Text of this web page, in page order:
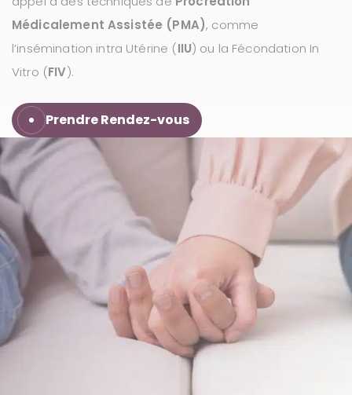
Médicalement Assistée (PMA), comme
l’insémination intra Utérine (IIU) ou la Fécondation In
Vitro (FIV).
Prendre Rendez-vous